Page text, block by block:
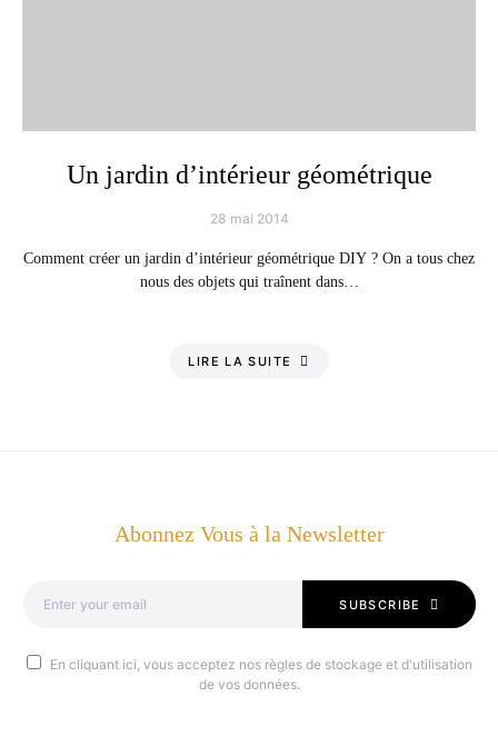
Un jardin d’intérieur géométrique
28 mai 2014
Comment créer un jardin d’intérieur géométrique DIY ? On a tous chez
nous des objets qui traînent dans…
LIRE LA SUITE
Abonnez Vous à la Newsletter
SUBSCRIBE
En cliquant ici, vous acceptez nos règles de stockage et d'utilisation
de vos données.